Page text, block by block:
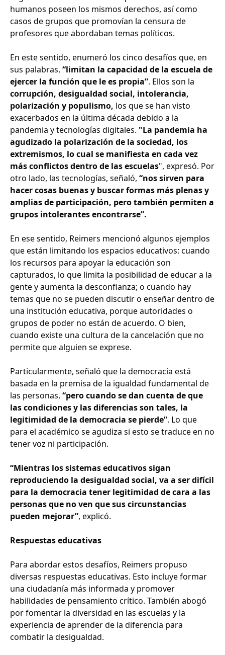
humanos poseen los mismos derechos, así como
casos de grupos que promovían la censura de
profesores que abordaban temas políticos.
En este sentido, enumeró los cinco desafíos que, en
sus palabras, “limitan la capacidad de la escuela de
ejercer la función que le es propia”. Ellos son la
corrupción, desigualdad social, intolerancia,
polarización y populismo, los que se han visto
exacerbados en la última década debido a la
pandemia y tecnologías digitales. "La pandemia ha
agudizado la polarización de la sociedad, los
extremismos, lo cual se manifiesta en cada vez
más conflictos dentro de las escuelas", expresó. Por
otro lado, las tecnologías, señaló, “nos sirven para
hacer cosas buenas y buscar formas más plenas y
amplias de participación, pero también permiten a
grupos intolerantes encontrarse”.
En ese sentido, Reimers mencionó algunos ejemplos
que están limitando los espacios educativos: cuando
los recursos para apoyar la educación son
capturados, lo que limita la posibilidad de educar a la
gente y aumenta la desconfianza; o cuando hay
temas que no se pueden discutir o enseñar dentro de
una institución educativa, porque autoridades o
grupos de poder no están de acuerdo. O bien,
cuando existe una cultura de la cancelación que no
permite que alguien se exprese.
Particularmente, señaló que la democracia está
basada en la premisa de la igualdad fundamental de
las personas, “pero cuando se dan cuenta de que
las condiciones y las diferencias son tales, la
legitimidad de la democracia se pierde”. Lo que
para el académico se agudiza si esto se traduce en no
tener voz ni participación.
“Mientras los sistemas educativos sigan
reproduciendo la desigualdad social, va a ser difícil
para la democracia tener legitimidad de cara a las
personas que no ven que sus circunstancias
pueden mejorar”, explicó.
Respuestas educativas
Para abordar estos desafíos, Reimers propuso
diversas respuestas educativas. Esto incluye formar
una ciudadanía más informada y promover
habilidades de pensamiento crítico. También abogó
por fomentar la diversidad en las escuelas y la
experiencia de aprender de la diferencia para
combatir la desigualdad.